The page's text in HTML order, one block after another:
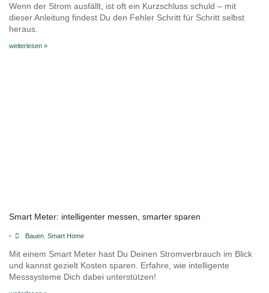
Wenn der Strom ausfällt, ist oft ein Kurzschluss schuld – mit
dieser Anleitung findest Du den Fehler Schritt für Schritt selbst
heraus.
weiterlesen »
Smart Meter: intelligenter messen, smarter sparen
• Bauen, Smart Home
Mit einem Smart Meter hast Du Deinen Stromverbrauch im Blick
und kannst gezielt Kosten sparen. Erfahre, wie intelligente
Messsysteme Dich dabei unterstützen!